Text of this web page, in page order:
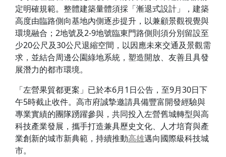
定明確規範。整體建築量體須採「漸退式設計」，建築
高度由臨路側向基地內側逐步提升，以兼顧景觀視覺與
環境融合；2地號及2-9地號臨東門路側則須分別留設至
少20公尺及30公尺退縮空間，以因應未來交通及景觀需
求，並結合周邊公園綠地系統，塑造開放、友善且具發
展潛力的都市環境。
「左營果貿都更案」已於本6月1日公告，至9月30日下
午5時截止收件。高市府誠摯邀請具備豐富開發經驗與
專業實績的團隊踴躍參與，共同投入左營舊城轉型與高
科技產業發展，攜手打造兼具歷史文化、人才培育與產
業創新的城市新典範，持續推動高雄邁向國際級科技城
市。